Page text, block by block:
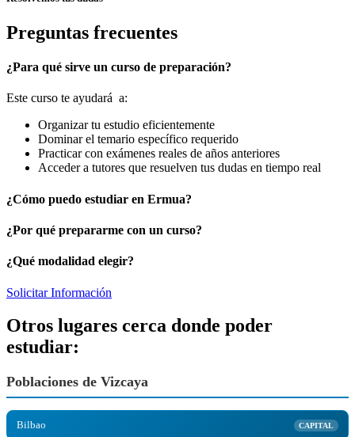
Preguntas frecuentes
¿Para qué sirve un curso de preparación?
Este curso te ayudará a:
Organizar tu estudio eficientemente
Dominar el temario específico requerido
Practicar con exámenes reales de años anteriores
Acceder a tutores que resuelven tus dudas en tiempo real
¿Cómo puedo estudiar en Ermua?
¿Por qué prepararme con un curso?
¿Qué modalidad elegir?
Solicitar Información
Otros lugares cerca donde poder
estudiar:
Poblaciones de Vizcaya
Bilbao CAPITAL